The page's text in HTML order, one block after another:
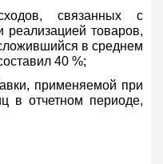
связанных с
реализацией товаров,
в среднем
40 %;
применяемой при
в отчетном периоде,